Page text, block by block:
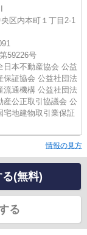
区内本町１丁目2-1
59226号
日本不動産協会 公益
保証協会 公益社団法
流通機構 公益社団法
産公正取引協議会 公
宅地建物取引業保証
情報の見方
(無料)
る